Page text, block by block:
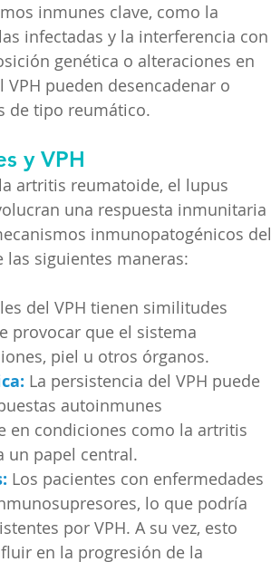
inmunes clave, como la
infectadas y la interferencia con
genética o alteraciones en
pueden desencadenar o
de tipo reumático.
y VPH
artritis reumatoide, el lupus
una respuesta inmunitaria
inmunopatogénicos del
las siguientes maneras:
del VPH tienen similitudes
provocar que el sistema
piel u otros órganos.
La persistencia del VPH puede
autoinmunes
en condiciones como la artritis
un papel central.
Los pacientes con enfermedades
lo que podría
por VPH. A su vez, esto
en la progresión de la